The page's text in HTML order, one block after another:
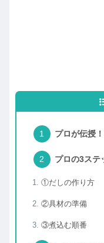
プロが伝授
プロの3ステ
①だしの作り方
②具材の準備
③煮込む順番